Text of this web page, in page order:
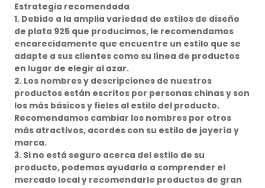
Estrategia recomendada
1. Debido a la amplia variedad de estilos de diseño
de plata 925 que producimos, le recomendamos
encarecidamente que encuentre un estilo que se
adapte a sus clientes como su línea de productos
en lugar de elegir al azar.
2. Los nombres y descripciones de nuestros
productos están escritos por personas chinas y son
los más básicos y fieles al estilo del producto.
Recomendamos cambiar los nombres por otros
más atractivos, acordes con su estilo de joyería y
marca.
3. Si no está seguro acerca del estilo de su
producto, podemos ayudarlo a comprender el
mercado local y recomendarle productos de gran